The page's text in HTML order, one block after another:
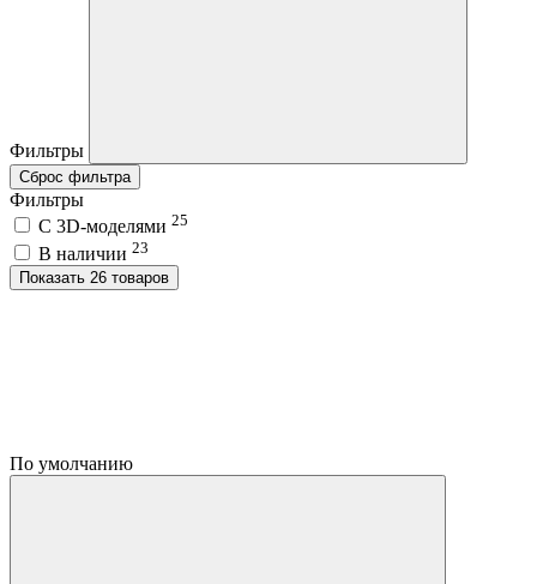
Фильтры
Сброс фильтра
Фильтры
C 3D-моделями 25
В наличии 23
Показать 26 товаров
По умолчанию